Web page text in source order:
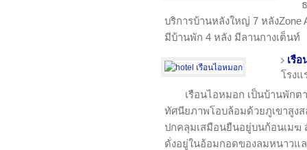
บริการบ้านหลังใหญ่ 7 หลังZone
มีบ้านพัก 4 หลัง มีลานกางเต็นท์
เรื
โรง
เรือนไอหมอก เป็นบ้านพัก
ทัศนียภาพโอบล้อมด้วยภูเขาสูง
ปกคลุมเสมือนยืนอยู่บนก้อนเมฆ
ดั่งอยู่ในอ้อมกอดของลมหนาวแ